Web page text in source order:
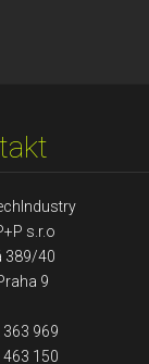
s.r.o
389/40
9
969
150